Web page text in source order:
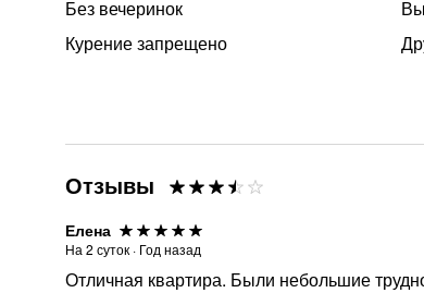
Без вечеринок
Курение запрещено
Отзывы
Елена
На 2 суток · Год назад
Отличная квартира. Были небольшие